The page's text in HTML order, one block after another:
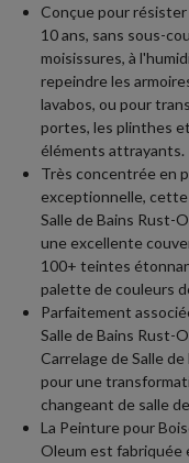
Conçue pour
10 ans, sans sous-
moisissures, à
repeindre les
lavabos, ou pour
portes, les plinthes
éléments attrayants.
Très concentrée en
exceptionnelle,
Salle de Bains Rust-
une excellente
100+ teintes
palette de couleurs
Parfaitement
Salle de Bains Rust-
Carrelage de Salle
pour une
changeant de salle
La Peinture pour
Oleum est fabriquée